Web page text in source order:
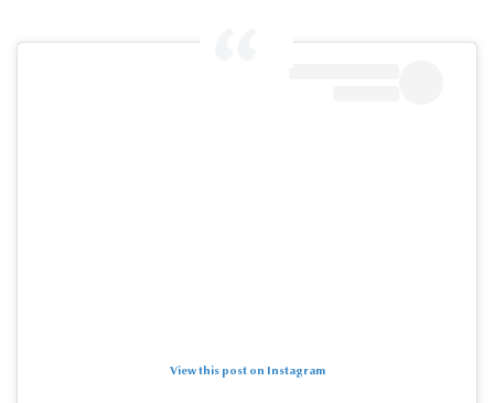
View this post on Instagram